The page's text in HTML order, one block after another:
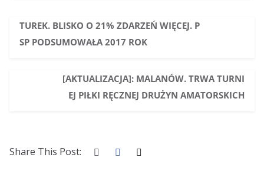
TUREK. BLISKO O 21% ZDARZEŃ WIĘCEJ. P
SP PODSUMOWAŁA 2017 ROK
[AKTUALIZACJA]: MALANÓW. TRWA TURNI
EJ PIŁKI RĘCZNEJ DRUŻYN AMATORSKICH
Share This Post: